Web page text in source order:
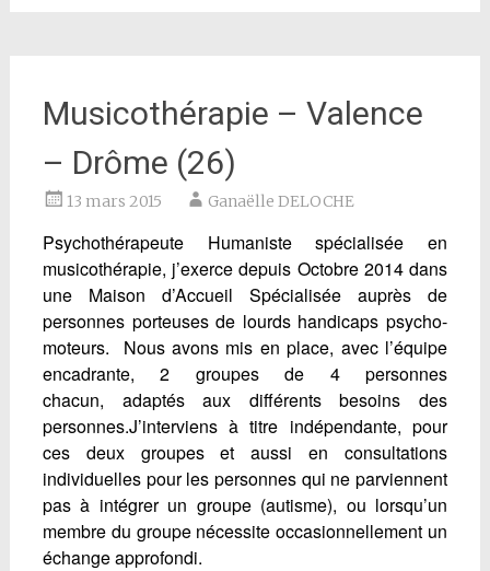
Musicothérapie – Valence
– Drôme (26)
13 mars 2015 Ganaëlle DELOCHE
Psychothérapeute Humaniste spécialisée en
musicothérapie, j’exerce depuis Octobre 2014 dans
une Maison d’Accueil Spécialisée auprès de
personnes porteuses de lourds handicaps psycho-
moteurs. Nous avons mis en place, avec l’équipe
encadrante, 2 groupes de 4 personnes
chacun, adaptés aux différents besoins des
personnes.J’interviens à titre indépendante, pour
ces deux groupes et aussi en consultations
individuelles pour les personnes qui ne parviennent
pas à intégrer un groupe (autisme), ou lorsqu’un
membre du groupe nécessite occasionnellement un
échange approfondi.